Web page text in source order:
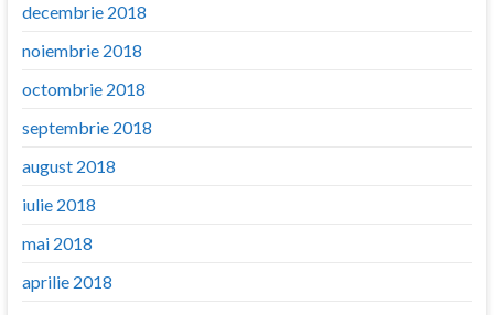
decembrie 2018
noiembrie 2018
octombrie 2018
septembrie 2018
august 2018
iulie 2018
mai 2018
aprilie 2018